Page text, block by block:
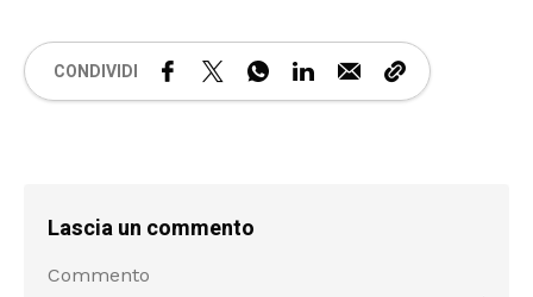
CONDIVIDI
Lascia un commento